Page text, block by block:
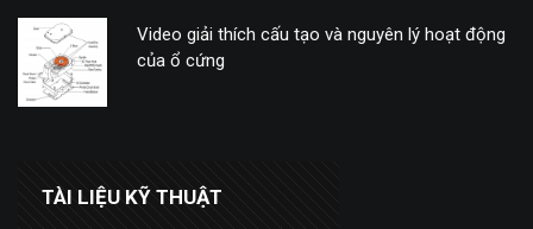
Video giải thích cấu tạo và nguyên lý hoạt động
của ổ cứng
TÀI LIỆU KỸ THUẬT